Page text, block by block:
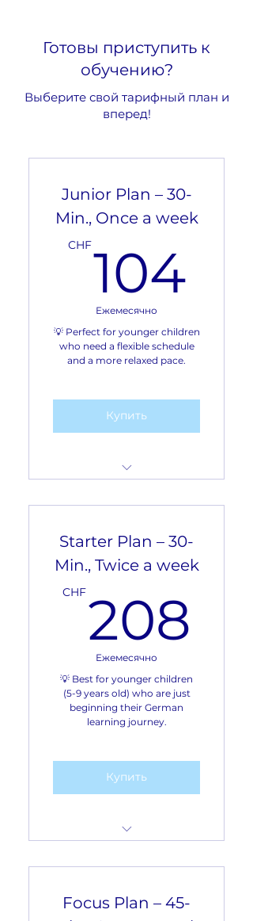
Готовы приступить к
обучению?
Выберите свой тарифный план и
вперед!
Junior Plan – 30-
Min., Once a week
CHF104
Ежемесячно
💡 Perfect for younger children
who need a flexible schedule
and a more relaxed pace.
Купить
week
Number of lessons per
month: 4 lessons
Format: Lessons are
conducted via Zoom
26 CHF per session (30
minutes)
Starter Plan – 30-
Min., Twice a week
CHF208
Ежемесячно
💡 Best for younger children
(5-9 years old) who are just
beginning their German
learning journey.
Купить
week
Number of lessons per
month: 8 lessons
Focus Plan – 45-